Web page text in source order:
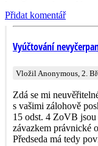
Přidat komentář
Vyúčtování
Vložil Anonymous, 2.
Zdá se mi
s vašimi zálohově
15 odst. 4 ZoVB
závazkem právnické
Předseda má tedy